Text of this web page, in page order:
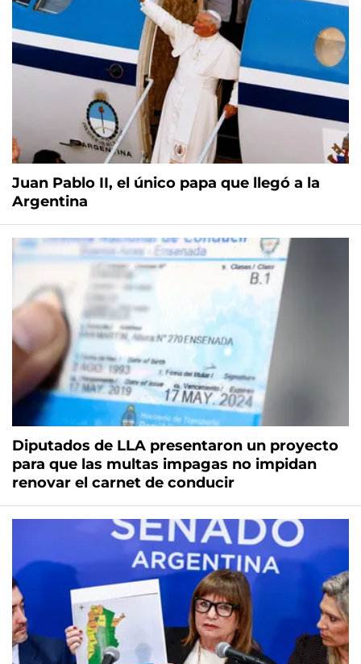
Juan Pablo II, el único papa que llegó a la
Argentina
Diputados de LLA presentaron un proyecto
para que las multas impagas no impidan
renovar el carnet de conducir